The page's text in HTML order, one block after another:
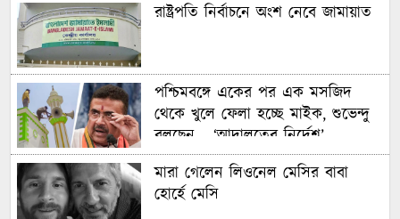
রাষ্ট্রপতি নির্বাচনে অংশ নেবে জামায়াত
পশ্চিমবঙ্গে একের পর এক মসজিদ
থেকে খুলে ফেলা হচ্ছে মাইক, শুভেন্দু
বলছেন— ‘আদালতের নির্দেশ’
মারা গেলেন লিওনেল মেসির বাবা
হোর্হে মেসি